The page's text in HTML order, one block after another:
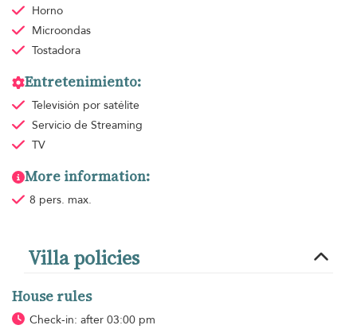
Horno
Microondas
Tostadora
Entretenimiento:
Televisión por satélite
Servicio de Streaming
TV
More information:
8 pers. max.
Villa policies
House rules
Check-in: after 03:00 pm